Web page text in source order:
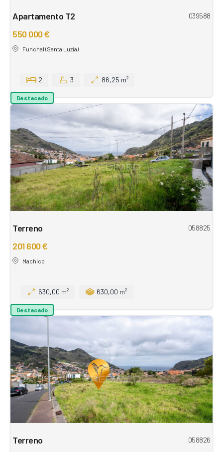
Apartamento T2 039588
550 000 €
Funchal (Santa Luzia)
2 3 86,25 m²
Destacado
Terreno 058825
201 600 €
Machico
630,00 m² 630,00 m²
Destacado
Terreno 058826